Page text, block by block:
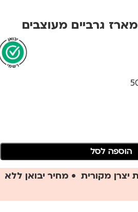
הוספה לסל
יצרן מקורית • מחיר יבואן ללא